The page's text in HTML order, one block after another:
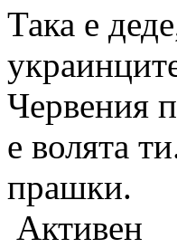
Така е
Червения
е волята
прашки.
Активен